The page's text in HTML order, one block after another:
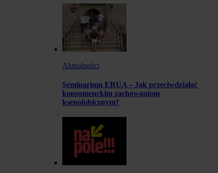
Aktualności
Seminarium ERUA – Jak przeciwdziałać
konsumenckim zachowaniom
ksenofobicznym?